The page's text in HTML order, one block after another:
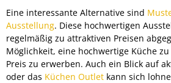
Eine interessante Alternative sind
Ausstellung. Diese hochwertigen
regelmäßig zu attraktiven Preisen
Möglichkeit, eine hochwertige Küche
Preis zu erwerben. Auch ein Blick auf
oder das Küchen Outlet kann sich